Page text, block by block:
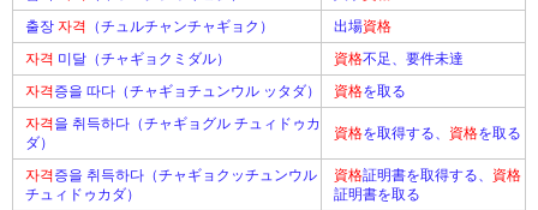
출장 자격 （チュルチャンチャギョク） 出場資格
자격 미달（チャギョクミダル） 資格不足、要件未達
자격 증을 따다（チャギョチュンウル ッタダ） 資格を取る
자격 을 취득하다（チャギョグル チュィドゥカ
ダ）
資格を取得する、 資格を取る
자격 증을 취득하다（チャギョクッチュンウル
チュィドゥカダ）
資格証明書を取得する、 資格
証明書を取る